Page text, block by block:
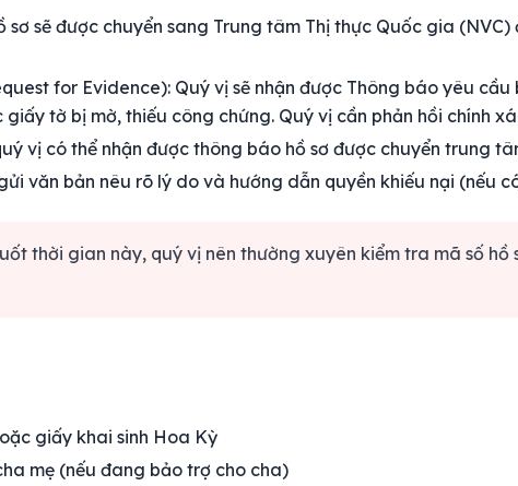
sơ sẽ được chuyển sang Trung tâm Thị thực Quốc gia
for Evidence): Quý vị sẽ nhận được Thông báo yêu
tờ bị mờ, thiếu công chứng. Quý vị cần phản hồi chính
vị có thể nhận được thông báo hồ sơ được chuyển trung
văn bản nêu rõ lý do và hướng dẫn quyền khiếu nại (nếu
thời gian này, quý vị nên thường xuyên kiểm tra mã số
giấy khai sinh Hoa Kỳ
mẹ (nếu đang bảo trợ cho cha)